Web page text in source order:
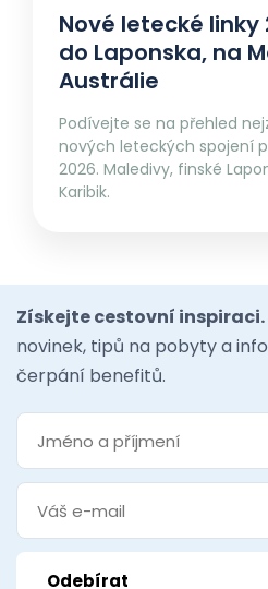
Nové letecké linky
do Laponska, na
Austrálie
Podívejte se na přehled
nových leteckých spojení
2026. Maledivy, finské
Karibik.
Získejte cestovní inspiraci.
novinek, tipů na pobyty a
čerpání benefitů.